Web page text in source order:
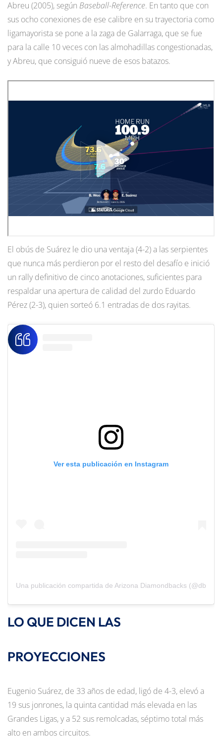
Abreu (2005), según Baseball-Reference. En tanto que con
sus ocho conexiones de ese calibre en su trayectoria como
ligamayorista se pone a la zaga de Galarraga, que se fue
para la calle 10 veces con las almohadillas congestionadas,
y Abreu, que consiguió nueve de esos batazos.
El obús de Suárez le dio una ventaja (4-2) a las serpientes
que nunca más perdieron por el resto del desafío e inició
un rally definitivo de cinco anotaciones, suficientes para
respaldar una apertura de calidad del zurdo Eduardo
Pérez (2-3), quien sorteó 6.1 entradas de dos rayitas.
Ver esta publicación en Instagram
Una publicación compartida de Arizona Diamondbacks
LO QUE DICEN LAS
PROYECCIONES
Eugenio Suárez, de 33 años de edad, ligó de 4-3, elevó a
19 sus jonrones, la quinta cantidad más elevada en las
Grandes Ligas, y a 52 sus remolcadas, séptimo total más
alto en ambos circuitos.